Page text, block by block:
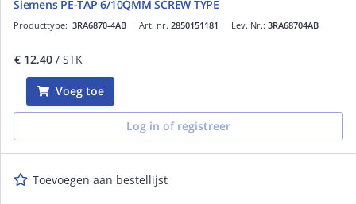
Siemens PE-TAP 6/10QMM SCREW TYPE
Art. nr. 2850151181
Producttype: 3RA6870-4AB Lev. Nr.: 3RA68704AB
€ 12,40 / STK
Voeg toe
Log in of registreer
Toevoegen aan bestellijst